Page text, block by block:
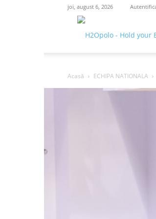
joi, august 6, 2026
Acasă ECHIPA NATIONALA